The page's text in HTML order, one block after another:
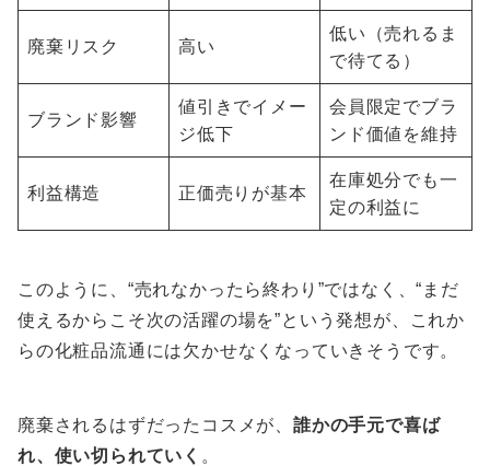
廃棄リスク 高い
低い（売れるま
で待てる）
ブランド影響
値引きでイメー
ジ低下
会員限定でブラ
ンド価値を維持
利益構造 正価売りが基本
在庫処分でも一
定の利益に
このように、“売れなかったら終わり”ではなく、“まだ
使えるからこそ次の活躍の場を”という発想が、これか
らの化粧品流通には欠かせなくなっていきそうです。
廃棄されるはずだったコスメが、 誰かの手元で喜ば
れ、使い切られていく 。